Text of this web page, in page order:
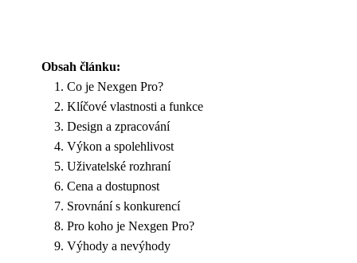
Obsah článku:
Co je Nexgen Pro?
Klíčové vlastnosti a funkce
Design a zpracování
Výkon a spolehlivost
Uživatelské rozhraní
Cena a dostupnost
Srovnání s konkurencí
Pro koho je Nexgen Pro?
Výhody a nevýhody